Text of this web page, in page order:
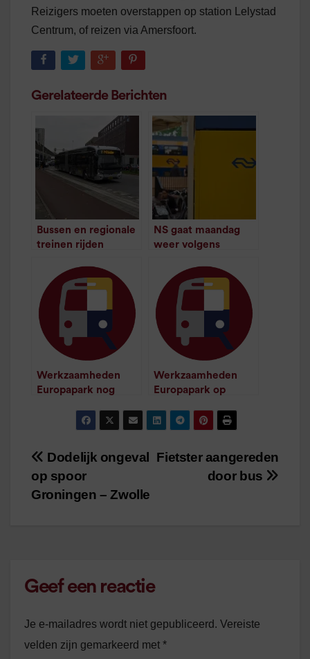
Reizigers moeten overstappen op station Lelystad
Centrum, of reizen via Amersfoort.
Gerelateerde Berichten
Bussen en regionale
treinen rijden
dienstregeling
/ minuut leestijd
NS gaat maandag
weer volgens
minuut leestijd
Werkzaamheden
Europapark nog
minuut leestijd
Werkzaamheden
Europapark op
/ minuut leestijd
Bericht
navigatie
Fietster aangereden
door bus
Dodelijk ongeval
op spoor
Groningen – Zwolle
Geef een reactie
Je e-mailadres wordt niet gepubliceerd. Vereiste
velden zijn gemarkeerd met *